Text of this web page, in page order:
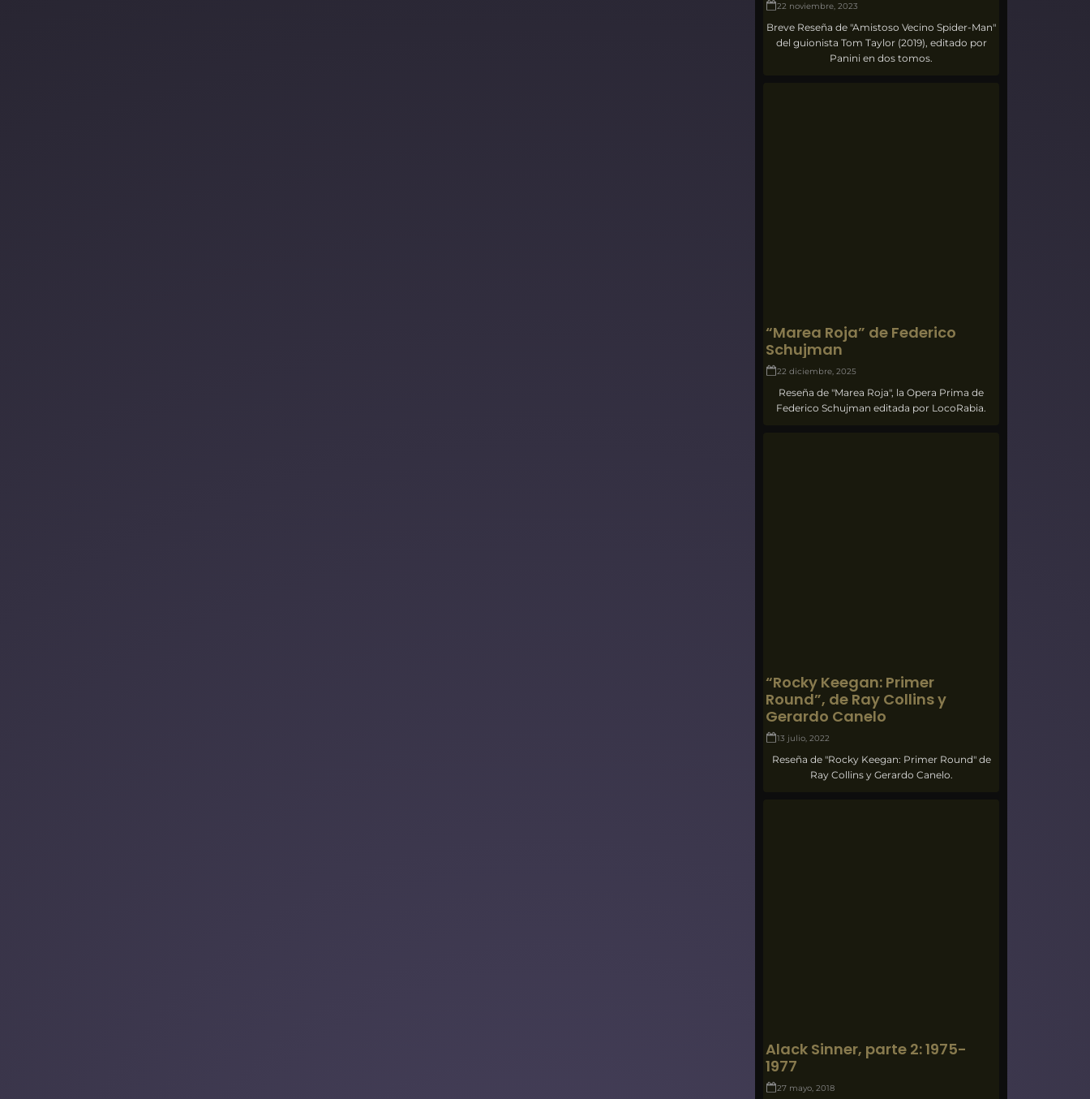
22 noviembre, 2023
Breve Reseña de "Amistoso Vecino Spider-Man"
del guionista Tom Taylor (2019), editado por
Panini en dos tomos.
“Marea Roja” de Federico
Schujman
22 diciembre, 2025
Reseña de "Marea Roja", la Opera Prima de
Federico Schujman editada por LocoRabia.
“Rocky Keegan: Primer
Round”, de Ray Collins y
Gerardo Canelo
13 julio, 2022
Reseña de "Rocky Keegan: Primer Round" de
Ray Collins y Gerardo Canelo.
Alack Sinner, parte 2: 1975-
1977
27 mayo, 2018